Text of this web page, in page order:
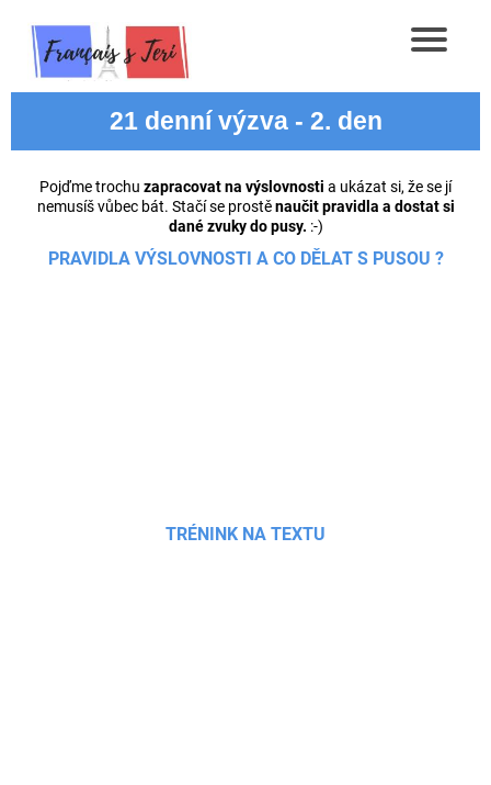
21 denní výzva - 2. den
Pojďme trochu zapracovat na výslovnosti a ukázat si, že se jí
nemusíš vůbec bát. Stačí se prostěnaučit pravidla a dostat si
dané zvuky do pusy. :-)
PRAVIDLA VÝSLOVNOSTI A CO DĚLAT S PUSOU ?
TRÉNINK NA TEXTU